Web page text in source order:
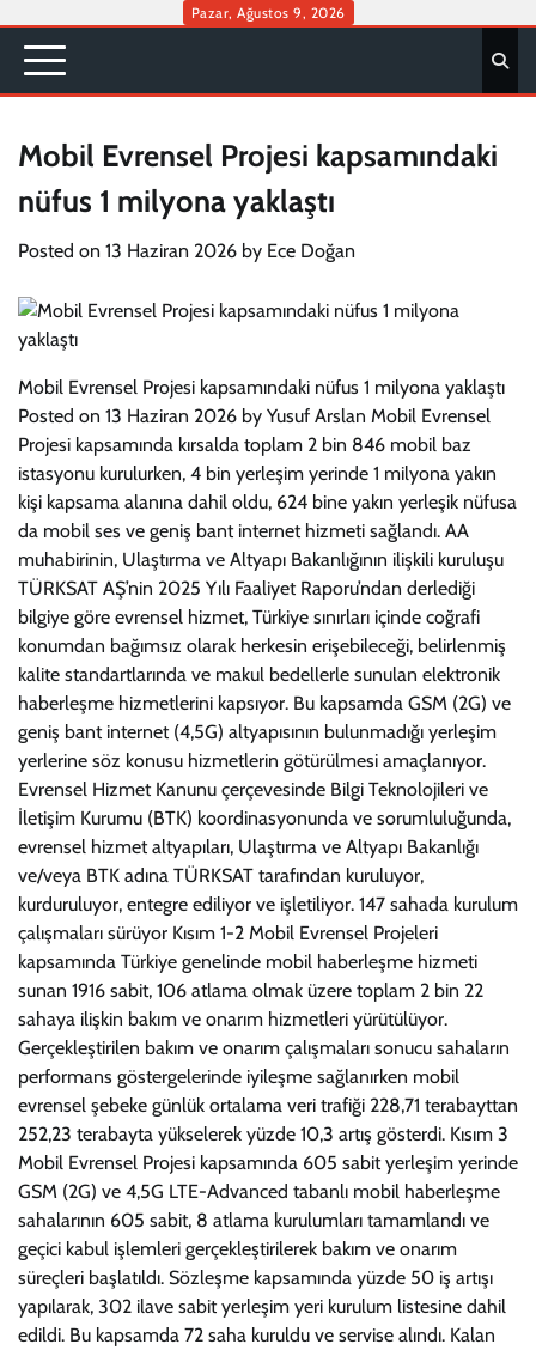
content
Pazar, Ağustos 9, 2026
Mobil Evrensel Projesi kapsamındaki
nüfus 1 milyona yaklaştı
Posted on 13 Haziran 2026 by Ece Doğan
Mobil Evrensel Projesi kapsamındaki nüfus 1 milyona yaklaştı
Posted on 13 Haziran 2026 by Yusuf Arslan Mobil Evrensel
Projesi kapsamında kırsalda toplam 2 bin 846 mobil baz
istasyonu kurulurken, 4 bin yerleşim yerinde 1 milyona yakın
kişi kapsama alanına dahil oldu, 624 bine yakın yerleşik nüfusa
da mobil ses ve geniş bant internet hizmeti sağlandı. AA
muhabirinin, Ulaştırma ve Altyapı Bakanlığının ilişkili kuruluşu
TÜRKSAT AŞ’nin 2025 Yılı Faaliyet Raporu’ndan derlediği
bilgiye göre evrensel hizmet, Türkiye sınırları içinde coğrafi
konumdan bağımsız olarak herkesin erişebileceği, belirlenmiş
kalite standartlarında ve makul bedellerle sunulan elektronik
haberleşme hizmetlerini kapsıyor. Bu kapsamda GSM (2G) ve
geniş bant internet (4,5G) altyapısının bulunmadığı yerleşim
yerlerine söz konusu hizmetlerin götürülmesi amaçlanıyor.
Evrensel Hizmet Kanunu çerçevesinde Bilgi Teknolojileri ve
İletişim Kurumu (BTK) koordinasyonunda ve sorumluluğunda,
evrensel hizmet altyapıları, Ulaştırma ve Altyapı Bakanlığı
ve/veya BTK adına TÜRKSAT tarafından kuruluyor,
kurduruluyor, entegre ediliyor ve işletiliyor. 147 sahada kurulum
çalışmaları sürüyor Kısım 1-2 Mobil Evrensel Projeleri
kapsamında Türkiye genelinde mobil haberleşme hizmeti
sunan 1916 sabit, 106 atlama olmak üzere toplam 2 bin 22
sahaya ilişkin bakım ve onarım hizmetleri yürütülüyor.
Gerçekleştirilen bakım ve onarım çalışmaları sonucu sahaların
performans göstergelerinde iyileşme sağlanırken mobil
evrensel şebeke günlük ortalama veri trafiği 228,71 terabayttan
252,23 terabayta yükselerek yüzde 10,3 artış gösterdi. Kısım 3
Mobil Evrensel Projesi kapsamında 605 sabit yerleşim yerinde
GSM (2G) ve 4,5G LTE-Advanced tabanlı mobil haberleşme
sahalarının 605 sabit, 8 atlama kurulumları tamamlandı ve
geçici kabul işlemleri gerçekleştirilerek bakım ve onarım
süreçleri başlatıldı. Sözleşme kapsamında yüzde 50 iş artışı
yapılarak, 302 ilave sabit yerleşim yeri kurulum listesine dahil
edildi. Bu kapsamda 72 saha kuruldu ve servise alındı. Kalan